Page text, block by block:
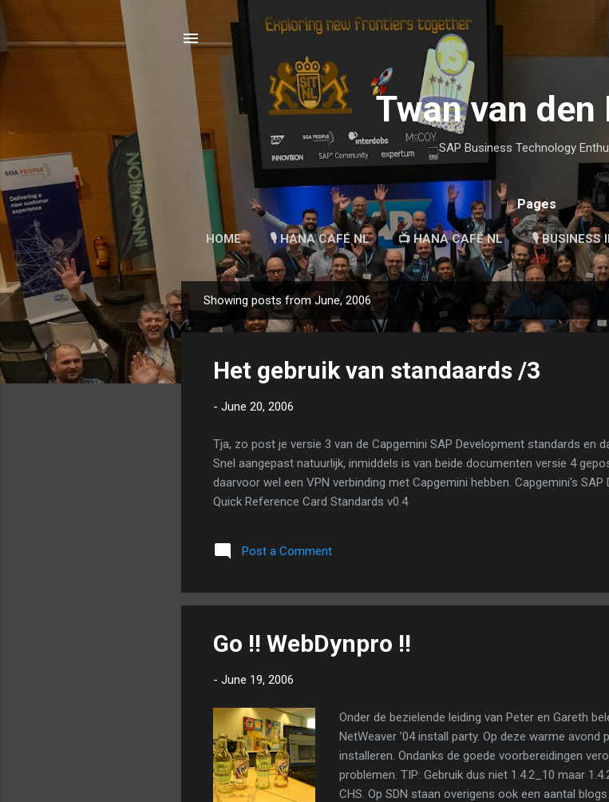
Twan van den
SAP Business Technology
Pages
HOME 🎙 HANA CAFÉ NL 📺 HANA CAFÉ NL 🎙 BUSINESS
P
o
Showing posts from June, 2006
Het gebruik van standaards /3
- June 20, 2006
Tja, zo post je versie 3 van de Capgemini SAP Development standards en
Snel aangepast natuurlijk, inmiddels is van beide documenten versie 4
daarvoor wel een VPN verbinding met Capgemini hebben. Capgemini's
Quick Reference Card Standards v0.4
Post a Comment
Go !! WebDynpro !!
- June 19, 2006
Onder de bezielende leiding van Peter en Gareth
NetWeaver ’04 install party. Op deze warme
installeren. Ondanks de goede voorbereidingen
problemen. TIP: Gebruik dus niet 1.4.2_10 maar
CHS. Op SDN staan overigens ook een aantal